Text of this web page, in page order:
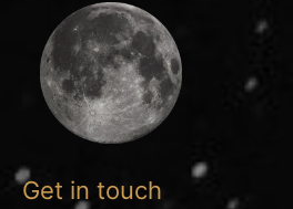
Get in touch